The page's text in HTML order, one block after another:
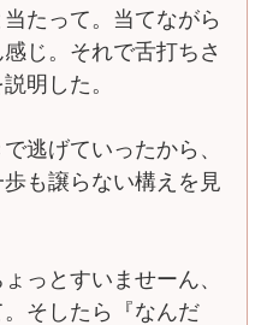
たって。当てながら
じ。それで舌打ちさ
明した。
逃げていったから、
も譲らない構えを見
っとすいませーん、
そしたら『なんだ